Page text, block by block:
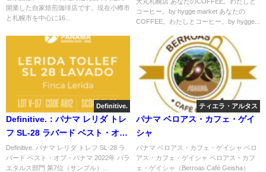
開業した自家焙煎珈琲店です。現在小樽市
と札幌市を中心に16...
コーヒー。by hygge market あなたの
COFFEE。わたしとコーヒー。by hygge...
Definitive.
Definitive.：パナマ レリダ トレ
フ SL-28 ラバード ベスト・オ
ブ・パナマ 2022年 バラエタルス
部門 第7位（サンプル）
Definitive. パナマ レリダ トレフ SL-28 ラ
バード ベスト・オブ・パナマ 2022年 バラ
エタルス部門 第7位（サンプル）...
ティエラ・アルタス
パナマ ベロアス・カフェ・ゲイ
シャ
パナマ ベロアス・カフェ・ゲイシャ ベロ
アス・カフェ・ゲイシャ ベロアス・カフ
ェ・ゲイシャ（Berroas Café Geisha）